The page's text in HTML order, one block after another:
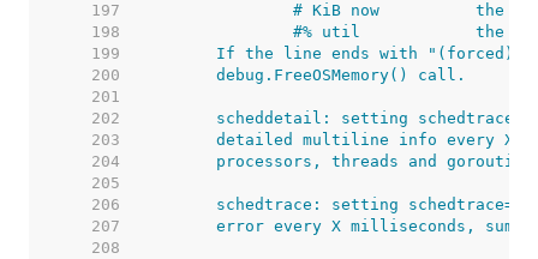
   197
   198
   199
   200
   201
   202
   203
   204
   205
   206
   207
   208